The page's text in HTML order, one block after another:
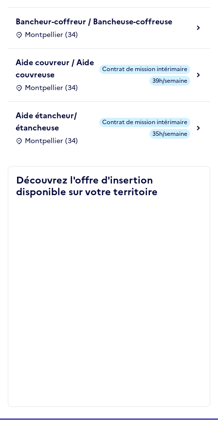
Bancheur-coffreur / Bancheuse-coffreuse
Montpellier (34)
Aide couvreur / Aide
couvreuse
Montpellier (34)
Contrat de mission intérimaire
39h/semaine
Aide étancheur/
étancheuse
Montpellier (34)
Contrat de mission intérimaire
35h/semaine
Découvrez l'offre d'insertion
disponible sur votre territoire